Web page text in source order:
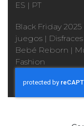
ES | PT
Black Friday 2025
juegos | Disfraces
Bebé Reborn |
Fashion